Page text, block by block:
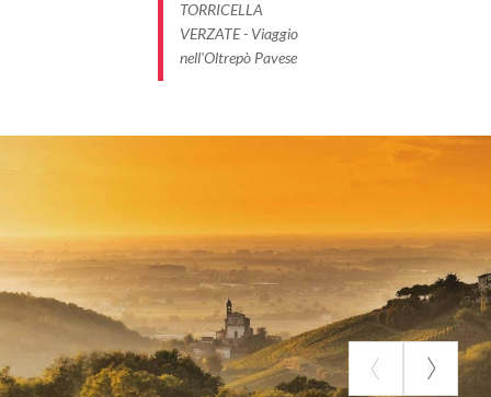
TORRICELLA
VERZATE - Viaggio
nell'Oltrepò Pavese